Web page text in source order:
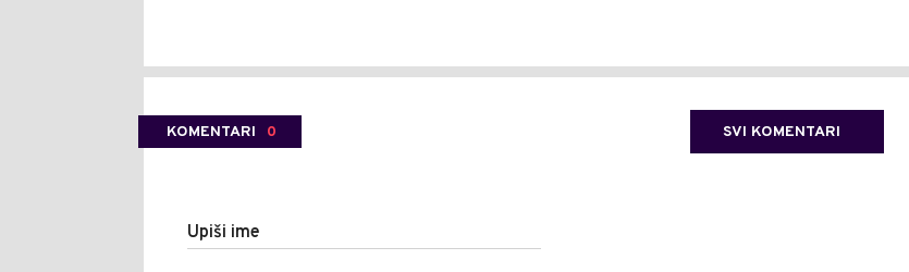
KOMENTARI 0 SVI KOMENTARI
Upiši ime